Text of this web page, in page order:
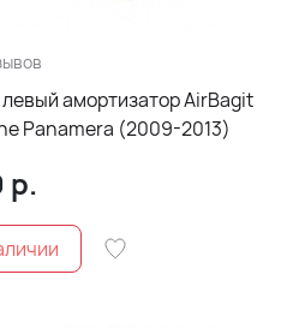
амортизатор AirBagit
Panamera (2009-2013)
р.